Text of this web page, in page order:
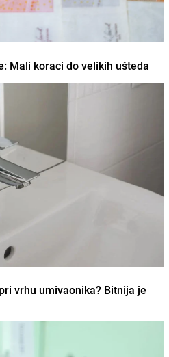
Mali koraci do velikih ušteda
vrhu umivaonika? Bitnija je